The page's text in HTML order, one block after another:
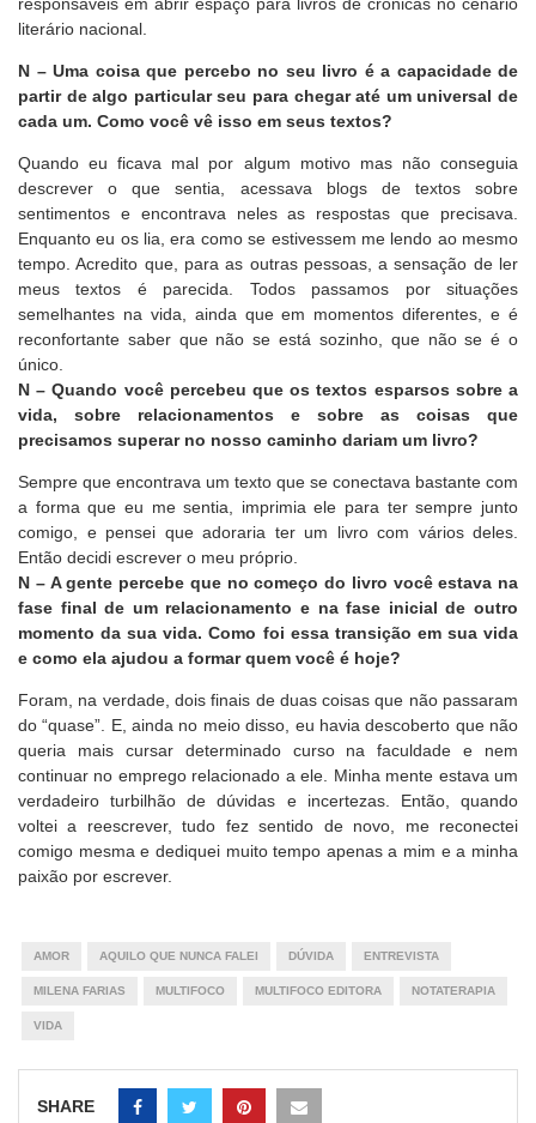
literário nacional.
N – Uma coisa que percebo no seu livro é a capacidade de
partir de algo particular seu para chegar até um universal de
cada um. Como você vê isso em seus textos?
Quando eu ficava mal por algum motivo mas não conseguia
descrever o que sentia, acessava blogs de textos sobre
sentimentos e encontrava neles as respostas que precisava.
Enquanto eu os lia, era como se estivessem me lendo ao mesmo
tempo. Acredito que, para as outras pessoas, a sensação de ler
meus textos é parecida. Todos passamos por situações
semelhantes na vida, ainda que em momentos diferentes, e é
reconfortante saber que não se está sozinho, que não se é o
único.
N – Quando você percebeu que os textos esparsos sobre a
vida, sobre relacionamentos e sobre as coisas que
precisamos superar no nosso caminho dariam um livro?
Sempre que encontrava um texto que se conectava bastante com
a forma que eu me sentia, imprimia ele para ter sempre junto
comigo, e pensei que adoraria ter um livro com vários deles.
Então decidi escrever o meu próprio.
N – A gente percebe que no começo do livro você estava na
fase final de um relacionamento e na fase inicial de outro
momento da sua vida. Como foi essa transição em sua vida
e como ela ajudou a formar quem você é hoje?
Foram, na verdade, dois finais de duas coisas que não passaram
do “quase”. E, ainda no meio disso, eu havia descoberto que não
queria mais cursar determinado curso na faculdade e nem
continuar no emprego relacionado a ele. Minha mente estava um
verdadeiro turbilhão de dúvidas e incertezas. Então, quando
voltei a reescrever, tudo fez sentido de novo, me reconectei
comigo mesma e dediquei muito tempo apenas a mim e a minha
paixão por escrever.
AMOR AQUILO QUE NUNCA FALEI DÚVIDA ENTREVISTA
MILENA FARIAS MULTIFOCO MULTIFOCO EDITORA NOTATERAPIA
VIDA
SHARE